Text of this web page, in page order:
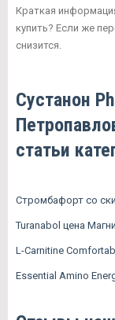
Краткая
купить? Если же
снизится.
Сустанон
статьи
Стромбафорт со
Turanabol цена
L-Carnitine
Essential Amino